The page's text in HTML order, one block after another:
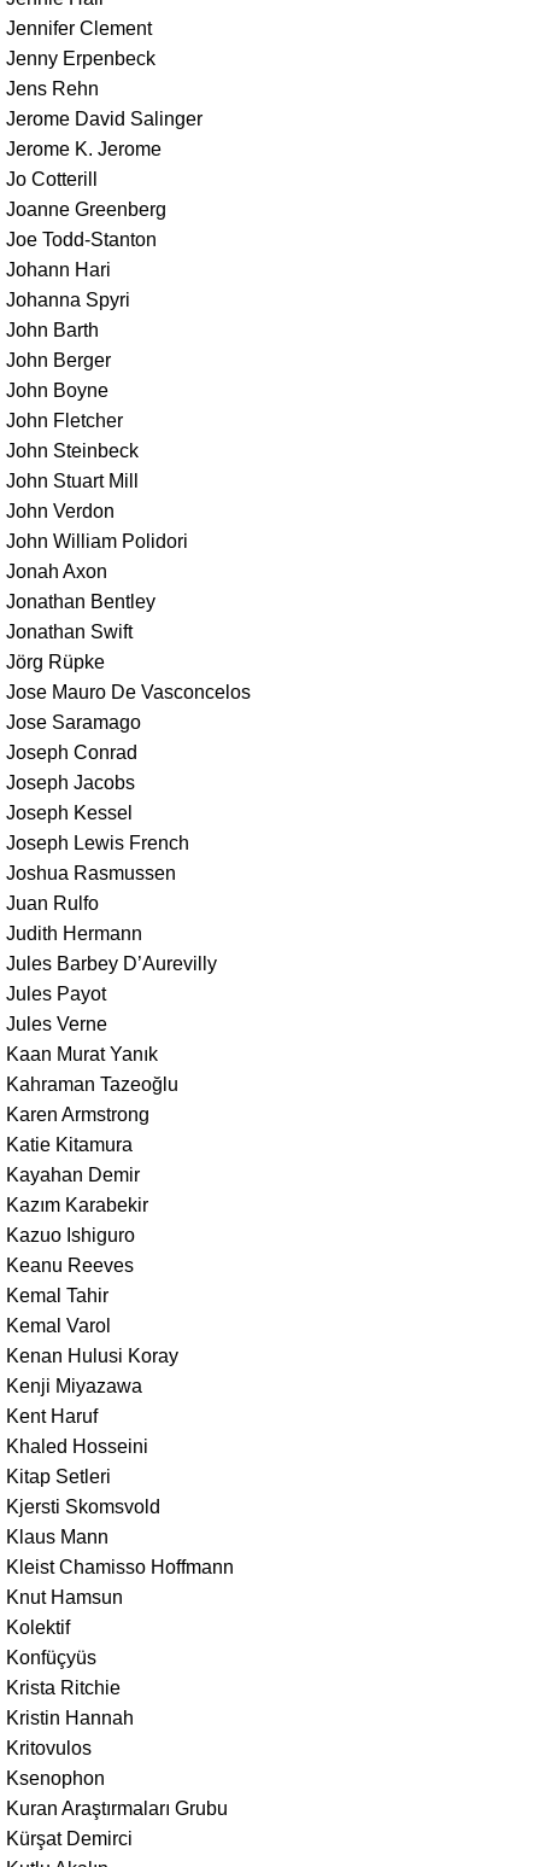
Jennifer Clement
Jenny Erpenbeck
Jens Rehn
Jerome David Salinger
Jerome K. Jerome
Jo Cotterill
Joanne Greenberg
Joe Todd-Stanton
Johann Hari
Johanna Spyri
John Barth
John Berger
John Boyne
John Fletcher
John Steinbeck
John Stuart Mill
John Verdon
John William Polidori
Jonah Axon
Jonathan Bentley
Jonathan Swift
Jörg Rüpke
Jose Mauro De Vasconcelos
Jose Saramago
Joseph Conrad
Joseph Jacobs
Joseph Kessel
Joseph Lewis French
Joshua Rasmussen
Juan Rulfo
Judith Hermann
Jules Barbey D’Aurevilly
Jules Payot
Jules Verne
Kaan Murat Yanık
Kahraman Tazeoğlu
Karen Armstrong
Katie Kitamura
Kayahan Demir
Kazım Karabekir
Kazuo Ishiguro
Keanu Reeves
Kemal Tahir
Kemal Varol
Kenan Hulusi Koray
Kenji Miyazawa
Kent Haruf
Khaled Hosseini
Kitap Setleri
Kjersti Skomsvold
Klaus Mann
Kleist Chamisso Hoffmann
Knut Hamsun
Kolektif
Konfüçyüs
Krista Ritchie
Kristin Hannah
Kritovulos
Ksenophon
Kuran Araştırmaları Grubu
Kürşat Demirci